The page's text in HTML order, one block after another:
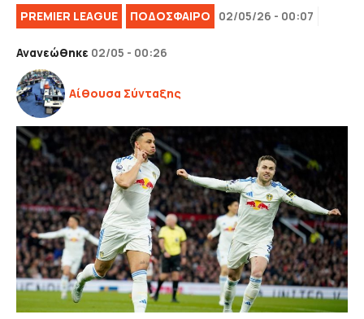
PREMIER LEAGUE ΠΟΔΟΣΦΑΙΡΟ 02/05/26 - 00:07
Ανανεώθηκε 02/05 - 00:26
Αίθουσα Σύνταξης